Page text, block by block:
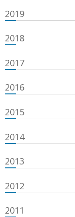
2019
2018
2017
2016
2015
2014
2013
2012
2011